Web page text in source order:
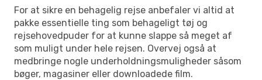
For at sikre en behagelig rejse anbefaler vi altid at
pakke essentielle ting som behageligt tøj og
rejsehovedpuder for at kunne slappe så meget af
som muligt under hele rejsen. Overvej også at
medbringe nogle underholdningsmuligheder såsom
bøger, magasiner eller downloadede film.